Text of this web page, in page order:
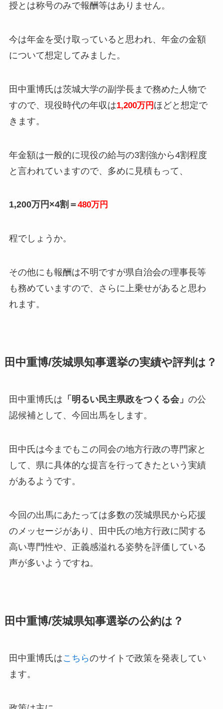
授とは称号のみで報酬等はありません。
今は年金を受け取っていると思われ、年金の金額
について想定してみました。
田中重博氏は茨城大学の副学長まで務めた人物で
すので、現役時代の年収は1,200万円 ほどと想定で
きます。
年金額は一般的に現役の給与の3割強から4割程度
と言われていますので、多めに見積もって、
1,200万円×4割＝480万円
程でしょうか。
その他にも報酬は不明ですが県自治会の理事長等
も務めていますので、さらに上乗せがあると思わ
れます。
田中重博/茨城県知事選挙の実績や評判は？
田中重博氏は 「明るい民主県政をつくる会」 の公
認候補として、今回出馬をします。
田中氏は今までもこの同会の地方行政の専門家と
して、県に具体的な提言を行ってきたという実績
があるようです。
今回の出馬にあたっては多数の茨城県民から応援
のメッセージがあり、田中氏の地方行政に関する
高い専門性や、正義感溢れる姿勢を評価している
声が多いようですね。
田中重博/茨城県知事選挙の公約は？
田中重博氏はこちらのサイトで政策を発表してい
ます。